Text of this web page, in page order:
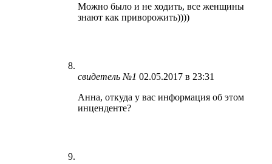
Можно было и не ходить, все женщины
знают как приворожить))))
свидетель №1 02.05.2017 в 23:31
Анна, откуда у вас информация об этом
инценденте?